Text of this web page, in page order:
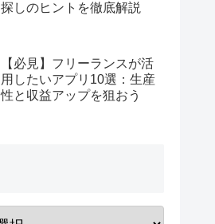
探しのヒントを徹底解説
【必見】フリーランスが活
用したいアプリ10選：生産
性と収益アップを狙おう